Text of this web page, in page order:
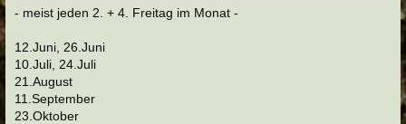
- meist jeden 2. + 4. Freitag im Monat -
12.Juni, 26.Juni
10.Juli, 24.Juli
21.August
11.September
23.Oktober